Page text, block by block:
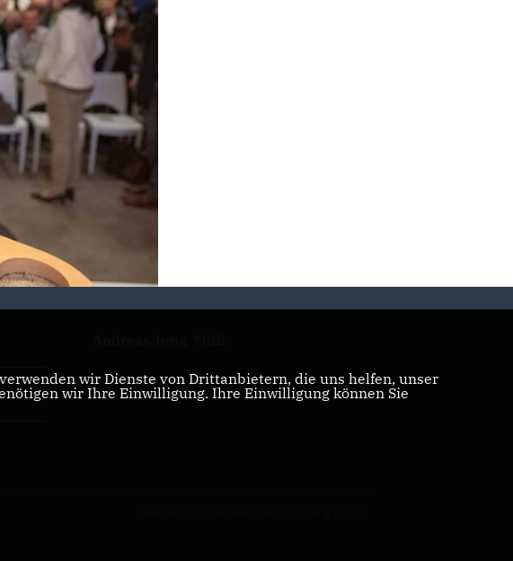
wir Dienste von Drittanbietern, die uns helfen, unser
wir Ihre Einwilligung. Ihre Einwilligung können Sie